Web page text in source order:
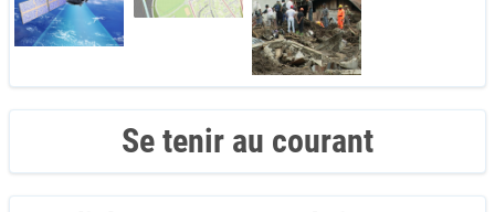
Se tenir au courant